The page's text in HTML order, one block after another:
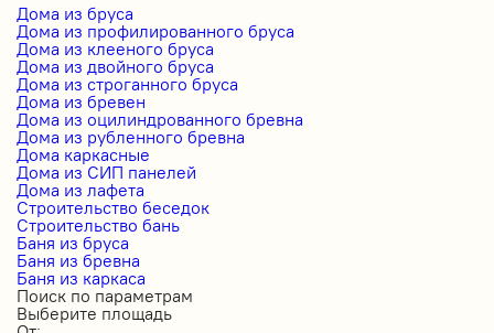
Дома из бруса
Дома из профилированного бруса
Дома из клееного бруса
Дома из двойного бруса
Дома из строганного бруса
Дома из бревен
Дома из оцилиндрованного бревна
Дома из рубленного бревна
Дома каркасные
Дома из СИП панелей
Дома из лафета
Строительство беседок
Строительство бань
Баня из бруса
Баня из бревна
Баня из каркаса
Поиск по параметрам
Выберите площадь